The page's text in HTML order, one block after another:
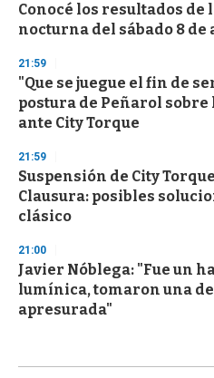
Conocé los resultados de
nocturna del sábado 8 de
21:59
"Que se juegue el fin de
postura de Peñarol
ante City Torque
21:59
Suspensión de City
Clausura: posibles
clásico
21:00
Javier Nóblega: "Fue un
lumínica, tomaron una
apresurada"